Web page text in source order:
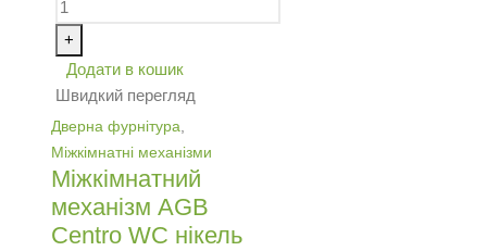
+
Додати в кошик
Швидкий перегляд
Дверна фурнітура
Міжкімнатні механізми
Міжкімнатний
механізм AGB
Centro WC нікель